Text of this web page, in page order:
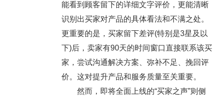
能看到顾客留下的详细文字评价，更能清晰
识别出买家对产品的具体看法和不满之处。
更重要的是，买家留下差评(特别是3星及以
下)后，卖家有90天的时间窗口直接联系该买
家，尝试沟通解决方案、弥补不足、挽回评
价。这对提升产品和服务质量至关重要。
然而，即将全面上线的“买家之声”则侧